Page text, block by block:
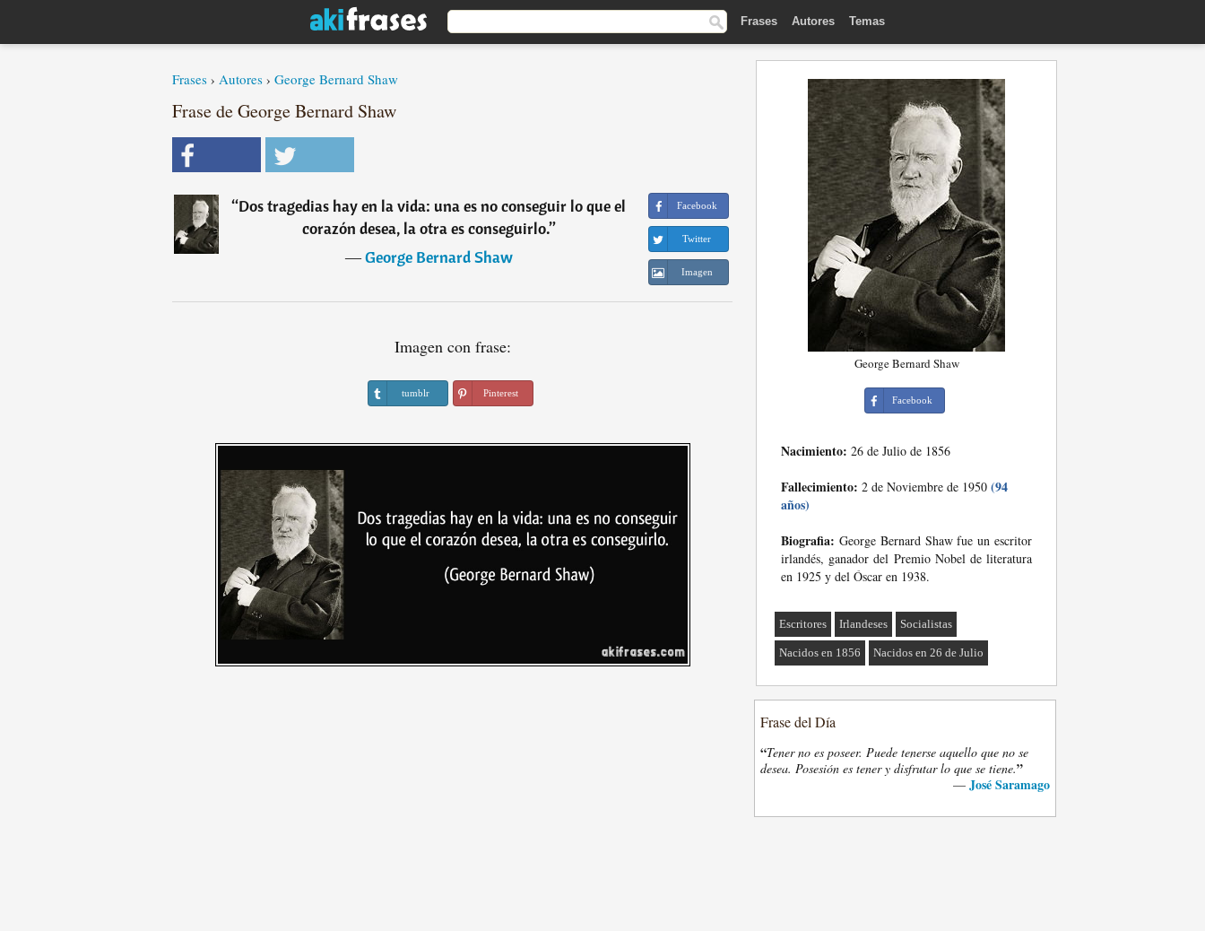
Frases Autores Temas
Frases › Autores › George Bernard Shaw
Frase de George Bernard Shaw
“Dos tragedias hay en la vida: una es no conseguir lo que el
corazón desea, la otra es conseguirlo.”
―George Bernard Shaw
Facebook
Twitter
Imagen
Imagen con frase:
tumblr Pinterest
George Bernard Shaw
Facebook
Nacimiento: 26 de Julio de 1856
Fallecimiento: 2 de Noviembre de 1950 (94
años)
Biografia: George Bernard Shaw fue un escritor
irlandés, ganador del Premio Nobel de literatura
en 1925 y del Óscar en 1938.
Escritores Irlandeses Socialistas
Nacidos en 1856 Nacidos en 26 de Julio
Frase del Día
“Tener no es poseer. Puede tenerse aquello que no se
desea. Posesión es tener y disfrutar lo que se tiene.”
— José Saramago